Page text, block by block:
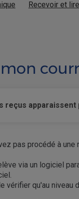
Recevoir et
reçus
pas procédé à
via un logiciel
vérifier qu'au niveau